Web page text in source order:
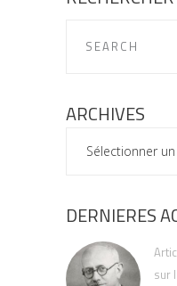
ARCHIVES
ARCHIVES
DERNIERES
sur